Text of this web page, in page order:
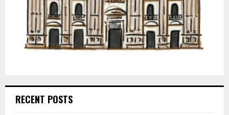
RECENT POSTS